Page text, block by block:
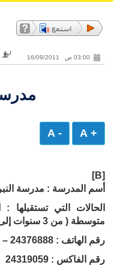
03:00 ص 16/09/2011
+ A
- A
[B]
أسم المدرسة : مدرسة
الحالات التي تستقبلها
متوسطة ( من 3 سنوات إلى 21 سنة )
رقم الهاتف : 24376888 – 24376886
رقم الفاكس : 24319059